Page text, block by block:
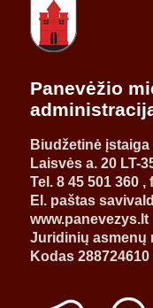
Panevėžio
Biudžetinė įstaiga
Laisvės a. 20 LT-
Tel. 8 45 501 360 ,
El. paštas
www.panevezys.lt
Juridinių asmenų
Kodas 288724610